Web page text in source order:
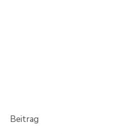
Beitrag